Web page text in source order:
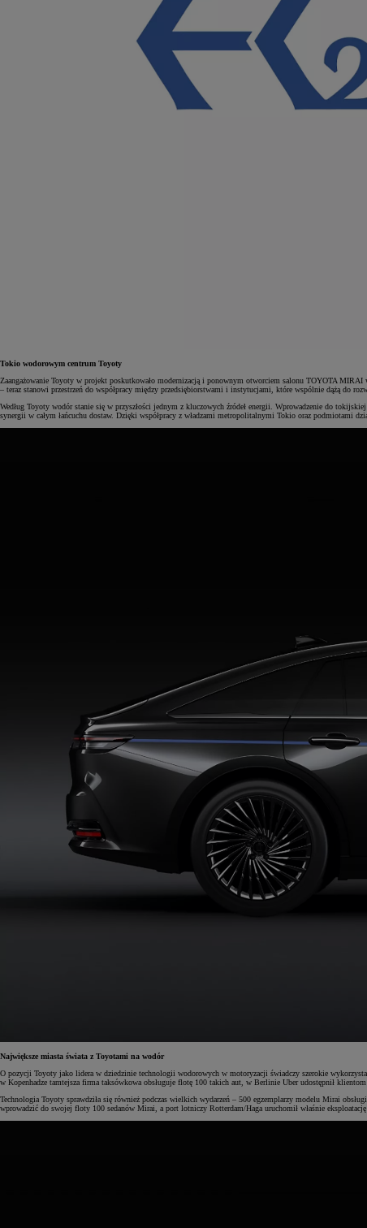
Tokio wodorowym centrum Toyoty
Zaangażowanie Toyoty w projekt poskutkowało modernizacją i ponownym otworciem salonu TOYOTA
– teraz stanowi przestrzeń do współpracy między przedsiębiorstwami i instytucjami, które wspólnie dążą do
Według Toyoty wodór stanie się w przyszłości jednym z kluczowych źródeł energii. Wprowadzenie do
synergii w całym łańcuchu dostaw. Dzięki współpracy z władzami metropolitalnymi Tokio oraz podmiotami
Największe miasta świata z Toyotami na wodór
O pozycji Toyoty jako lidera w dziedzinie technologii wodorowych w motoryzacji świadczy szerokie
w Kopenhadze tamtejsza firma taksówkowa obsługuje flotę 100 takich aut, w Berlinie Uber udostępnił
Technologia Toyoty sprawdziła się również podczas wielkich wydarzeń – 500 egzemplarzy modelu Mirai
wprowadzić do swojej floty 100 sedanów Mirai, a port lotniczy Rotterdam/Haga uruchomił właśnie